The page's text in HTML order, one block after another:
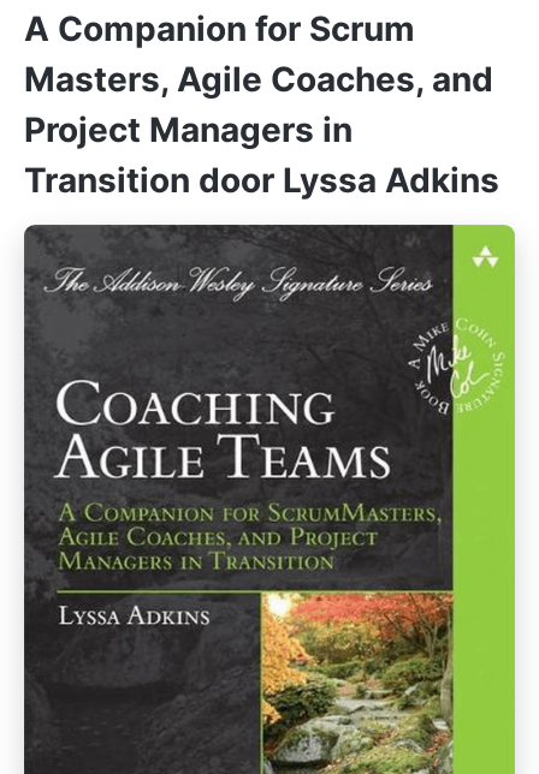
A Companion for Scrum
Masters, Agile Coaches, and
Project Managers in
Transition door Lyssa Adkins